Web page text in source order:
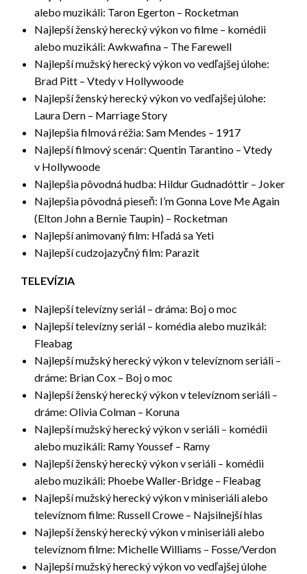
alebo muzikáli: Taron Egerton – Rocketman
Najlepší ženský herecký výkon vo filme – komédii
alebo muzikáli: Awkwafina – The Farewell
Najlepší mužský herecký výkon vo vedľajšej úlohe:
Brad Pitt – Vtedy v Hollywoode
Najlepší ženský herecký výkon vo vedľajšej úlohe:
Laura Dern – Marriage Story
Najlepšia filmová réžia: Sam Mendes – 1917
Najlepší filmový scenár: Quentin Tarantino – Vtedy
v Hollywoode
Najlepšia pôvodná hudba: Hildur Gudnadóttir – Joker
Najlepšia pôvodná pieseň: I’m Gonna Love Me Again
(Elton John a Bernie Taupin) – Rocketman
Najlepší animovaný film: Hľadá sa Yeti
Najlepší cudzojazyčný film: Parazit
TELEVÍZIA
Najlepší televízny seriál – dráma: Boj o moc
Najlepší televízny seriál – komédia alebo muzikál:
Fleabag
Najlepší mužský herecký výkon v televíznom seriáli –
dráme: Brian Cox – Boj o moc
Najlepší ženský herecký výkon v televíznom seriáli –
dráme: Olivia Colman – Koruna
Najlepší mužský herecký výkon v seriáli – komédii
alebo muzikáli: Ramy Youssef – Ramy
Najlepší ženský herecký výkon v seriáli – komédii
alebo muzikáli: Phoebe Waller-Bridge – Fleabag
Najlepší mužský herecký výkon v miniseriáli alebo
televíznom filme: Russell Crowe – Najsilnejší hlas
Najlepší ženský herecký výkon v miniseriáli alebo
televíznom filme: Michelle Williams – Fosse/Verdon
Najlepší mužský herecký výkon vo vedľajšej úlohe